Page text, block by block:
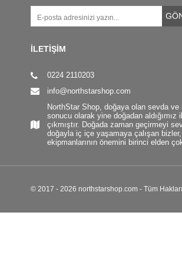
İLETİŞİM
0224 2110203
info@northstarshop.com
NorthStar Shop, doğaya olan sevda ve
sonucu olarak yine doğadan aldığımız
çıkmıştır. Doğada zaman geçirmeyi
doğayla iç içe yaşamaya çalışan
ekipmanlarının önemini birinci elden
© 2017 - 2026 northstarshop.com - Tüm Hakları